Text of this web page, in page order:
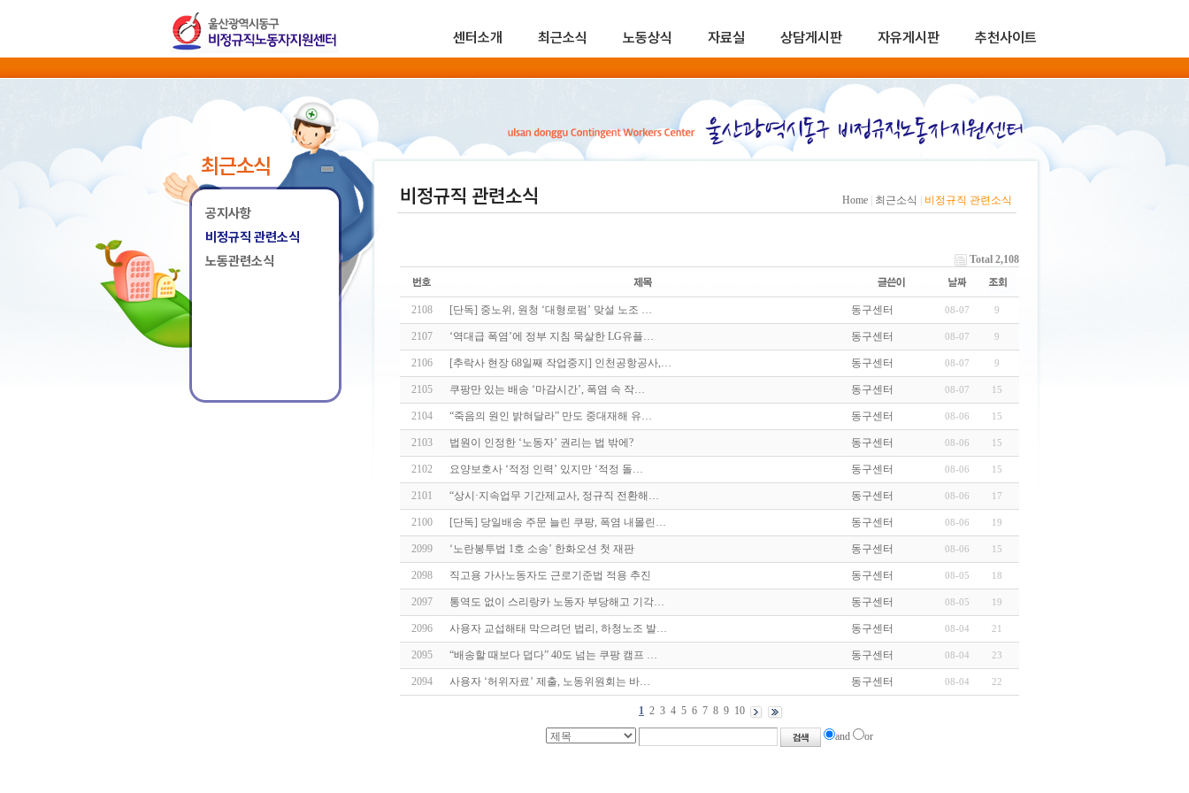
센터소개 최근소식 노동상식 자료실 상담게시판 자유게시판 추천사이트
최근소식
공지사항
비정규직 관련소식
노동관련소식
비정규직 관련소식 Home 최근소식 비정규직 관련소식
Total 2,108
2108 [단독] 중노위, 원청 ‘대형로펌’ 맞설 노조 … 동구센터 08-07 9
2107 ‘역대급 폭염’에 정부 지침 묵살한 LG유플… 동구센터 08-07 9
2106 [추락사 현장 68일째 작업중지] 인천공항공사,… 동구센터 08-07 9
2105 쿠팡만 있는 배송 ‘마감시간’, 폭염 속 작… 동구센터 08-07 15
2104 “죽음의 원인 밝혀달라” 만도 중대재해 유… 동구센터 08-06 15
2103 법원이 인정한 ‘노동자’ 권리는 법 밖에? 동구센터 08-06 15
2102 요양보호사 ‘적정 인력’ 있지만 ‘적정 돌… 동구센터 08-06 15
2101 “상시·지속업무 기간제교사, 정규직 전환해… 동구센터 08-06 17
2100 [단독] 당일배송 주문 늘린 쿠팡, 폭염 내몰린… 동구센터 08-06 19
2099 ‘노란봉투법 1호 소송’ 한화오션 첫 재판 동구센터 08-06 15
2098 직고용 가사노동자도 근로기준법 적용 추진 동구센터 08-05 18
2097 통역도 없이 스리랑카 노동자 부당해고 기각… 동구센터 08-05 19
2096 사용자 교섭해태 막으려던 법리, 하청노조 발… 동구센터 08-04 21
2095 “배송할 때보다 덥다” 40도 넘는 쿠팡 캠프 … 동구센터 08-04 23
2094 사용자 ‘허위자료’ 제출, 노동위원회는 바… 동구센터 08-04 22
1 2 3 4 5 6 7 8 9 10
and or